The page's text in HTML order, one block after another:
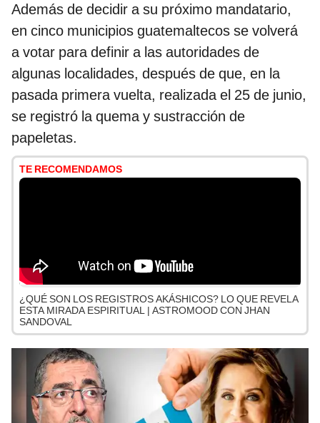
Además de decidir a su próximo mandatario,
en cinco municipios guatemaltecos se volverá
a votar para definir a las autoridades de
algunas localidades, después de que, en la
pasada primera vuelta, realizada el 25 de junio,
se registró la quema y sustracción de
papeletas.
TE RECOMENDAMOS
¿QUÉ SON LOS REGISTROS AKÁSHICOS? LO QUE REVELA
ESTA MIRADA ESPIRITUAL | ASTROMOOD CON JHAN
SANDOVAL